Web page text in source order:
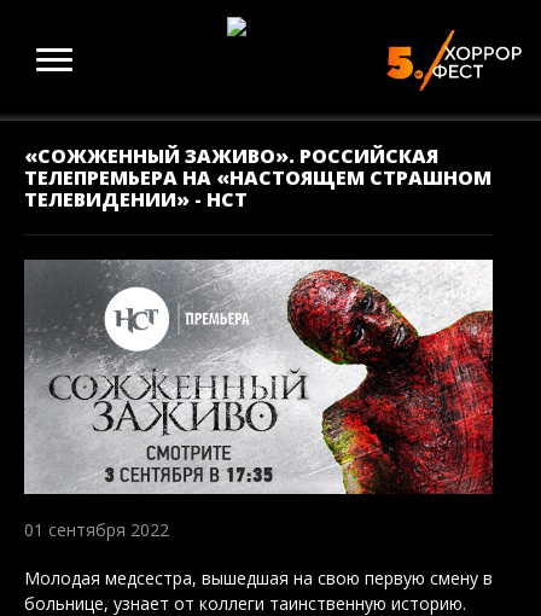
«СОЖЖЕННЫЙ ЗАЖИВО». РОССИЙСКАЯ
ТЕЛЕПРЕМЬЕРА НА «НАСТОЯЩЕМ СТРАШНОМ
ТЕЛЕВИДЕНИИ» - НСТ
01 сентября 2022
Молодая медсестра, вышедшая на свою первую смену в
больнице, узнает от коллеги таинственную историю.